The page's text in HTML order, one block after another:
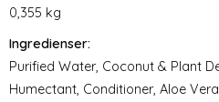
0,355 kg
Ingredienser:
Purified Water, Coconut & Plant
Humectant, Conditioner, Aloe